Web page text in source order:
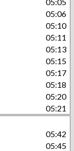
05:06
05:10
05:11
05:13
05:15
05:17
05:18
05:20
05:21
05:42
05:45